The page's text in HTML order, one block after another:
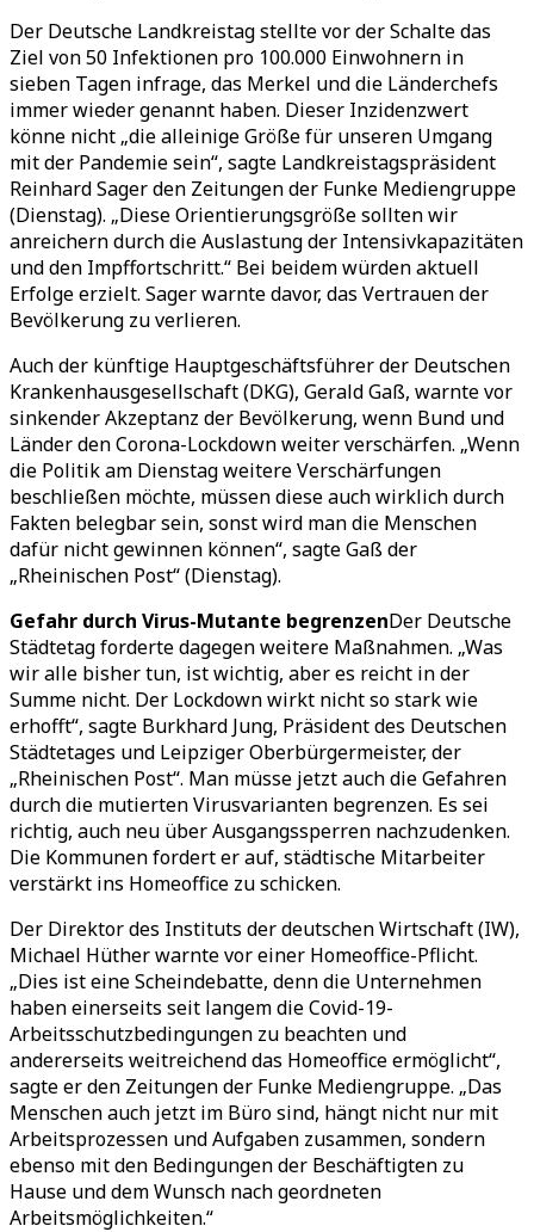
Der Deutsche Landkreistag stellte vor der Schalte das
Ziel von 50 Infektionen pro 100.000 Einwohnern in
sieben Tagen infrage, das Merkel und die Länderchefs
immer wieder genannt haben. Dieser Inzidenzwert
könne nicht „die alleinige Größe für unseren Umgang
mit der Pandemie sein“, sagte Landkreistagspräsident
Reinhard Sager den Zeitungen der Funke Mediengruppe
(Dienstag). „Diese Orientierungsgröße sollten wir
anreichern durch die Auslastung der Intensivkapazitäten
und den Impffortschritt.“ Bei beidem würden aktuell
Erfolge erzielt. Sager warnte davor, das Vertrauen der
Bevölkerung zu verlieren.
Auch der künftige Hauptgeschäftsführer der Deutschen
Krankenhausgesellschaft (DKG), Gerald Gaß, warnte vor
sinkender Akzeptanz der Bevölkerung, wenn Bund und
Länder den Corona-Lockdown weiter verschärfen. „Wenn
die Politik am Dienstag weitere Verschärfungen
beschließen möchte, müssen diese auch wirklich durch
Fakten belegbar sein, sonst wird man die Menschen
dafür nicht gewinnen können“, sagte Gaß der
„Rheinischen Post“ (Dienstag).
Gefahr durch Virus-Mutante begrenzenDer Deutsche
Städtetag forderte dagegen weitere Maßnahmen. „Was
wir alle bisher tun, ist wichtig, aber es reicht in der
Summe nicht. Der Lockdown wirkt nicht so stark wie
erhofft“, sagte Burkhard Jung, Präsident des Deutschen
Städtetages und Leipziger Oberbürgermeister, der
„Rheinischen Post“. Man müsse jetzt auch die Gefahren
durch die mutierten Virusvarianten begrenzen. Es sei
richtig, auch neu über Ausgangssperren nachzudenken.
Die Kommunen fordert er auf, städtische Mitarbeiter
verstärkt ins Homeoffice zu schicken.
Der Direktor des Instituts der deutschen Wirtschaft (IW),
Michael Hüther warnte vor einer Homeoffice-Pflicht.
„Dies ist eine Scheindebatte, denn die Unternehmen
haben einerseits seit langem die Covid-19-
Arbeitsschutzbedingungen zu beachten und
andererseits weitreichend das Homeoffice ermöglicht“,
sagte er den Zeitungen der Funke Mediengruppe. „Das
Menschen auch jetzt im Büro sind, hängt nicht nur mit
Arbeitsprozessen und Aufgaben zusammen, sondern
ebenso mit den Bedingungen der Beschäftigten zu
Hause und dem Wunsch nach geordneten
Arbeitsmöglichkeiten.“